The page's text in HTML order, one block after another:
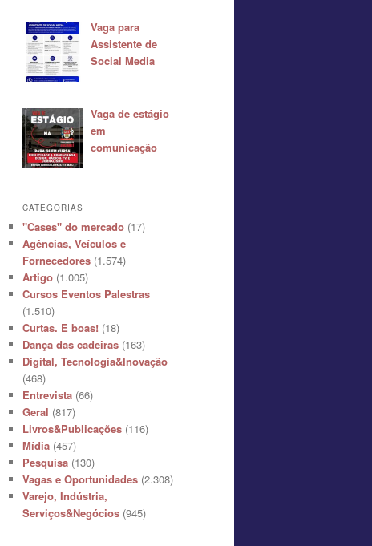
Vaga para
Assistente de
Social Media
Vaga de estágio
em
comunicação
CATEGORIAS
"Cases" do mercado (17)
Agências, Veículos e
Fornecedores (1.574)
Artigo (1.005)
Cursos Eventos Palestras
(1.510)
Curtas. E boas! (18)
Dança das cadeiras (163)
Digital, Tecnologia&Inovação
(468)
Entrevista (66)
Geral (817)
Livros&Publicações (116)
Mídia (457)
Pesquisa (130)
Vagas e Oportunidades (2.308)
Varejo, Indústria,
Serviços&Negócios (945)